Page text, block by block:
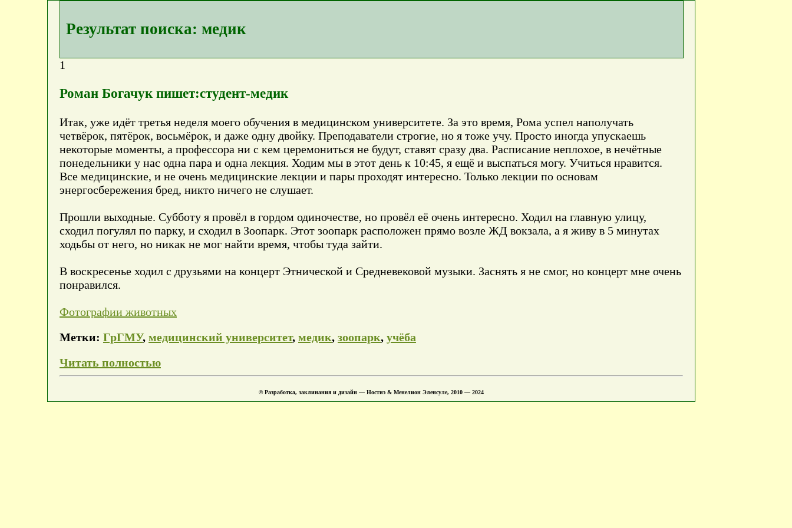
Результат поиска: медик
1
Роман Богачук пишет:студент-медик
Итак, уже идёт третья неделя моего обучения в медицинском университете. За это время, Рома успел наполучать
четвёрок, пятёрок, восьмёрок, и даже одну двойку. Преподаватели строгие, но я тоже учу. Просто иногда упускаешь
некоторые моменты, а профессора ни с кем церемониться не будут, ставят сразу два. Расписание неплохое, в нечётные
понедельники у нас одна пара и одна лекция. Ходим мы в этот день к 10:45, я ещё и выспаться могу. Учиться нравится.
Все медицинские, и не очень медицинские лекции и пары проходят интересно. Только лекции по основам
энергосбережения бред, никто ничего не слушает.
Прошли выходные. Субботу я провёл в гордом одиночестве, но провёл её очень интересно. Ходил на главную улицу,
сходил погулял по парку, и сходил в Зоопарк. Этот зоопарк расположен прямо возле ЖД вокзала, а я живу в 5 минутах
ходьбы от него, но никак не мог найти время, чтобы туда зайти.
В воскресенье ходил с друзьями на концерт Этнической и Средневековой музыки. Заснять я не смог, но концерт мне очень
понравился.
Фотографии животных
Метки: ГрГМУ, медицинский университет, медик, зоопарк, учёба
Читать полностью
© Разработка, заклинания и дизайн — Ностиэ & Менелион Эленсуле, 2010 — 2024